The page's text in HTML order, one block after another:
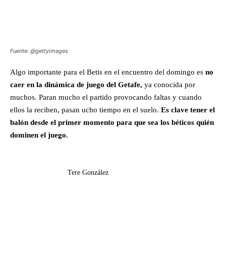
Fuente: @gettyimages
Algo importante para el Betis en el encuentro del domingo es no
caer en la dinámica de juego del Getafe, ya conocida por
muchos. Paran mucho el partido provocando faltas y cuando
ellos la reciben, pasan ucho tiempo en el suelo. Es clave tener el
balón desde el primer momento para que sea los béticos quién
dominen el juego.
Tere González